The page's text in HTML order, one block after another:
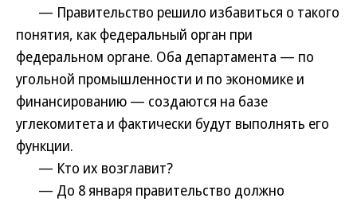
— Правительство решило избавиться о такого
понятия, как федеральный орган при
федеральном органе. Оба департамента — по
угольной промышленности и по экономике и
финансированию — создаются на базе
углекомитета и фактически будут выполнять его
функции.
— Кто их возглавит?
— До 8 января правительство должно